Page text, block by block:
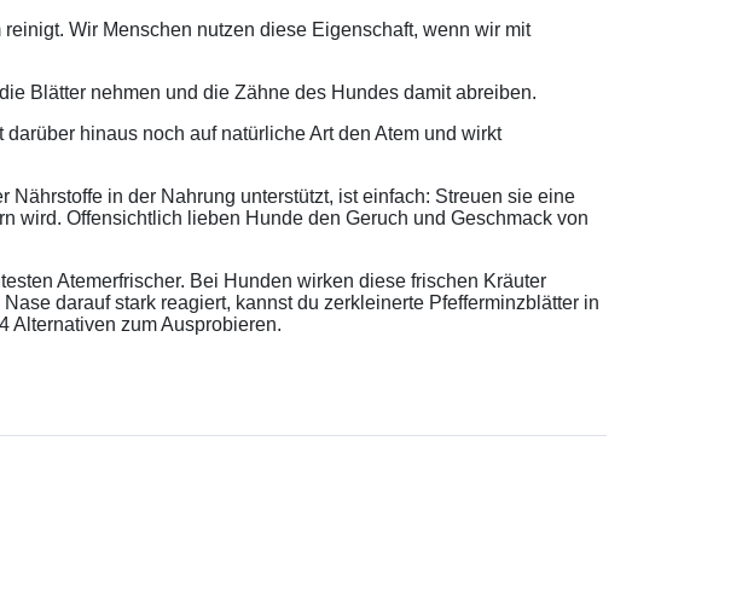
Wir Menschen nutzen diese Eigenschaft, wenn wir mit
Blätter nehmen und die Zähne des Hundes damit abreiben.
hinaus noch auf natürliche Art den Atem und wirkt
in der Nahrung unterstützt, ist einfach: Streuen sie eine
wird. Offensichtlich lieben Hunde den Geruch und Geschmack von
Atemerfrischer. Bei Hunden wirken diese frischen Kräuter
darauf stark reagiert, kannst du zerkleinerte Pfefferminzblätter in
Alternativen zum Ausprobieren.